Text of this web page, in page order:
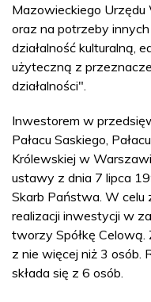
Mazowieckiego
oraz na potrzeby
działalność kulturalną,
użyteczną z
działalności".
Inwestorem w
Pałacu Saskiego,
Królewskiej w
ustawy z dnia 7 lipca
Skarb Państwa. W
realizacji inwestycji w
tworzy Spółkę Celową.
z nie więcej niż 3 osób.
składa się z 6 osób.